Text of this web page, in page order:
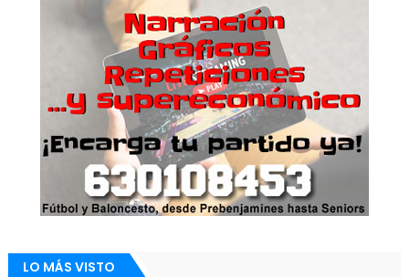
LO MÁS VISTO